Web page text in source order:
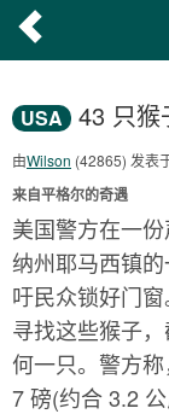
USA 43 只猴
由Wilson (42865) 发表
来自平格尔的奇遇
美国警方在一
纳州耶马西镇
吁民众锁好门
寻找这些猴子
何一只。警方
7 磅(约合 3.2